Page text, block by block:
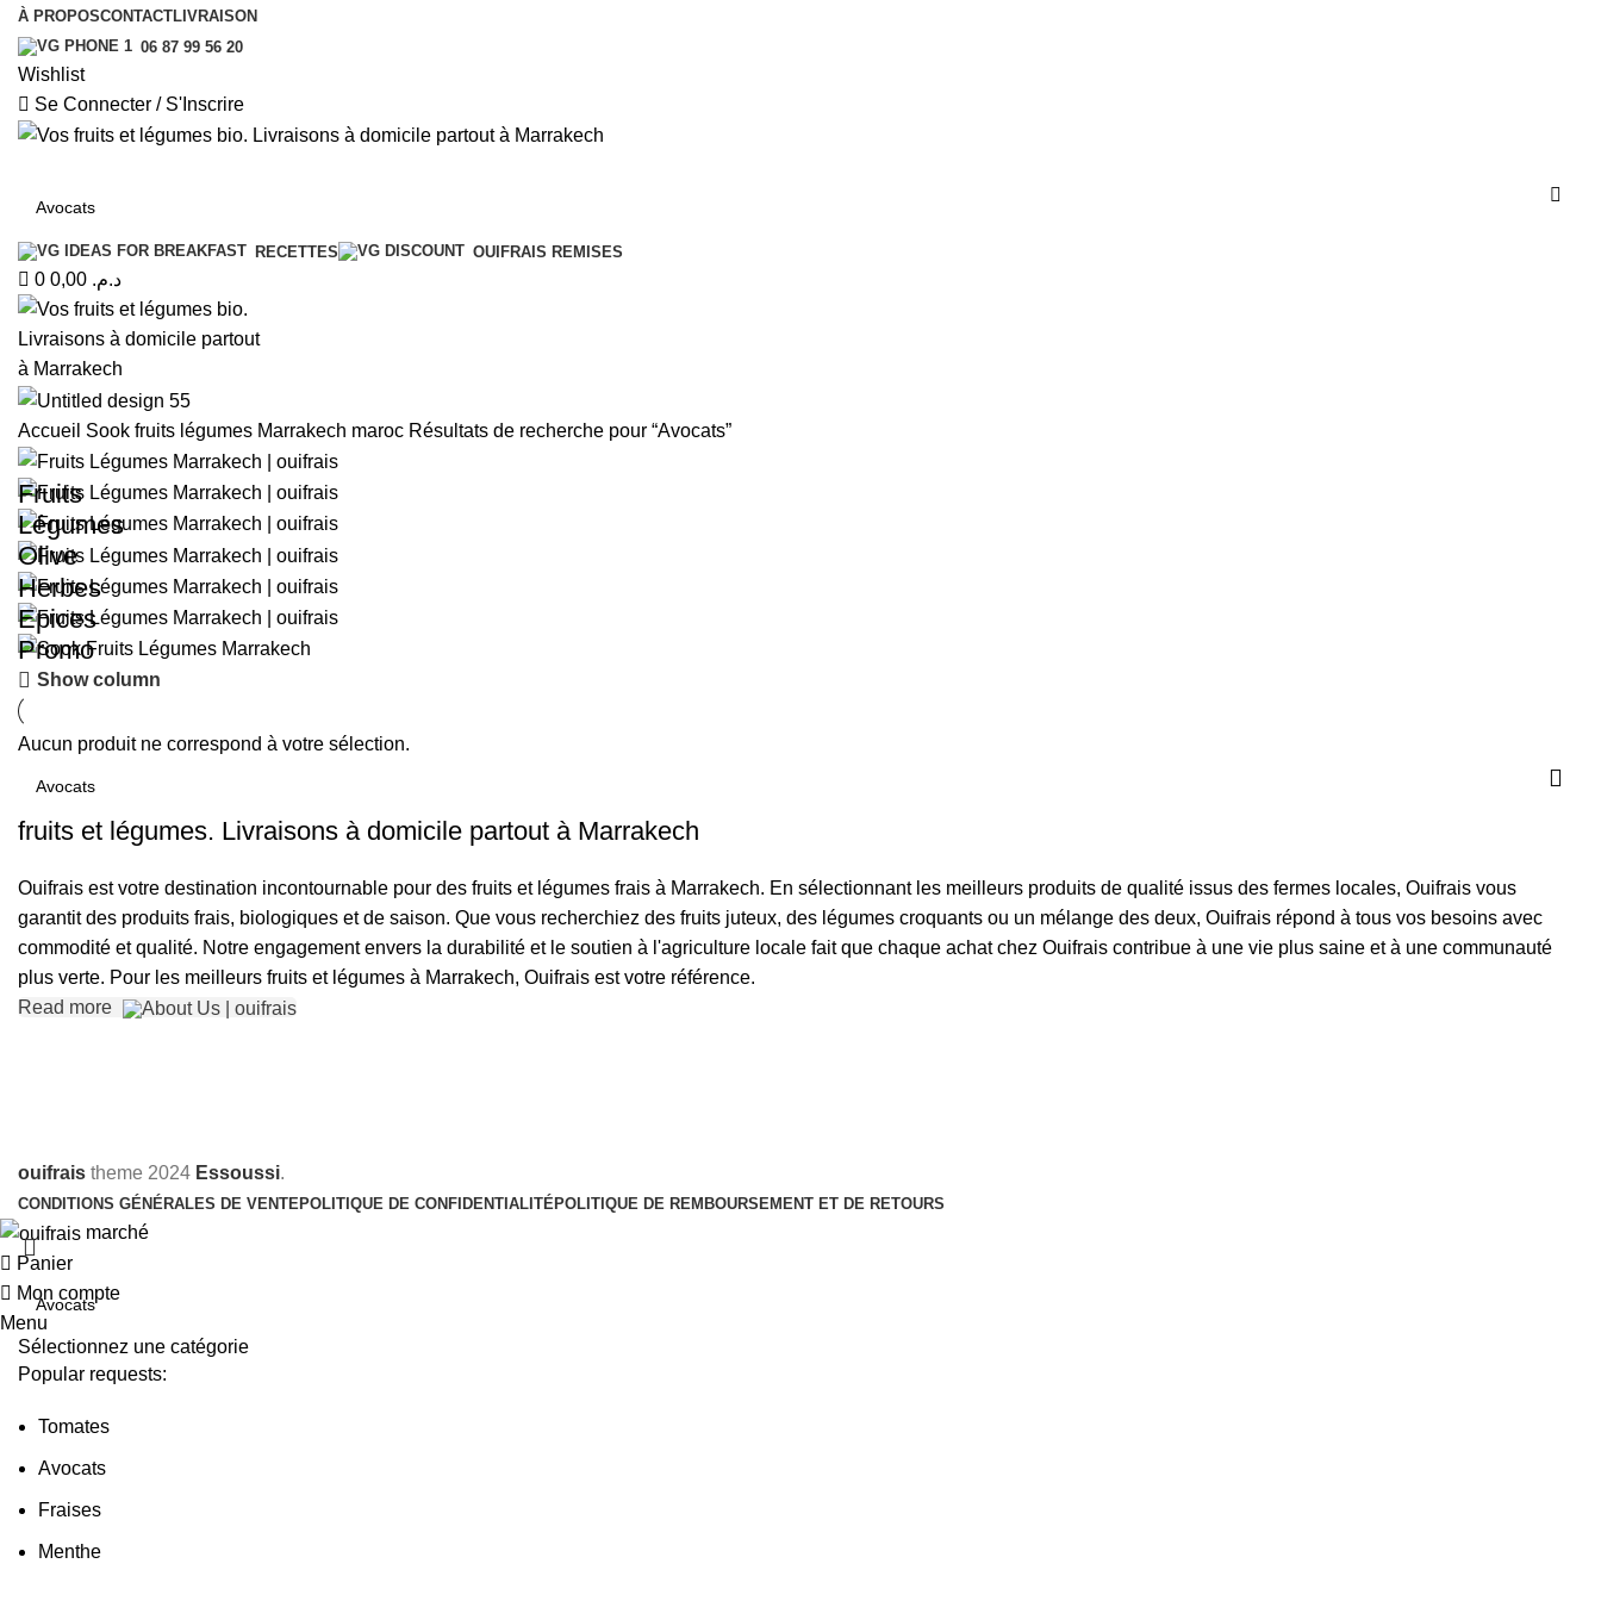
À PROPOSCONTACTLIVRAISON
06 87 99 56 20
Wishlist
Se Connecter / S'Inscrire
RECETTES OUIFRAIS REMISES
0 د.م.
Accueil Sook fruits légumes Marrakech maroc Résultats de recherche pour “Avocats”
Fruits
Légumes
Olive
Herbes
Epices
Promo
Show column
Aucun produit ne correspond à votre sélection.
fruits et légumes. Livraisons à domicile partout à Marrakech
Ouifrais est votre destination incontournable pour des fruits et légumes frais à Marrakech. En sélectionnant les meilleurs produits de qualité issus des fermes locales, Ouifrais vous
garantit des produits frais, biologiques et de saison. Que vous recherchiez des fruits juteux, des légumes croquants ou un mélange des deux, Ouifrais répond à tous vos besoins avec
commodité et qualité. Notre engagement envers la durabilité et le soutien à l'agriculture locale fait que chaque achat chez Ouifrais contribue à une vie plus saine et à une communauté
plus verte. Pour les meilleurs fruits et légumes à Marrakech, Ouifrais est votre référence.
Read more
ouifrais theme 2024 Essoussi.
CONDITIONS GÉNÉRALES DE VENTEPOLITIQUE DE CONFIDENTIALITÉPOLITIQUE DE REMBOURSEMENT ET DE RETOURS
Sélectionnez une catégorie
Popular requests:
Tomates
Avocats
Fraises
Menthe
marché
Panier
Mon compte
Menu